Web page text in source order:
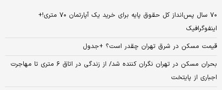
۷۰ سال پس‌انداز کل حقوق پایه برای خرید یک آپارتمان ۷۰ متری!+
اینفوگرافیک
قیمت مسکن در شرق تهران چقدر است؟ +جدول
بحران مسکن در تهران نگران‌ کننده شد/ از زندگی در اتاق ۶ متری تا مهاجرت
اجباری از پایتخت